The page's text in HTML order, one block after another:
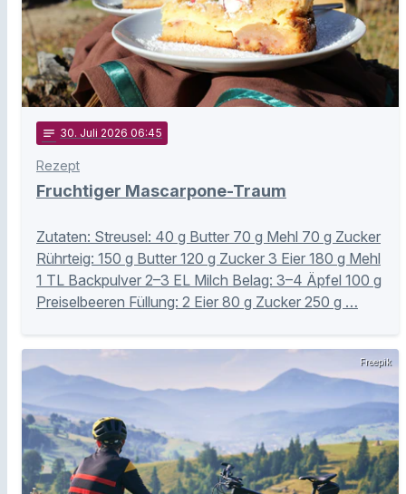
notes 30. Juli 2026 06:45
Rezept
Fruchtiger Mascarpone-Traum
Zutaten: Streusel: 40 g Butter 70 g Mehl 70 g Zucker
Rührteig: 150 g Butter 120 g Zucker 3 Eier 180 g Mehl
1 TL Backpulver 2–3 EL Milch Belag: 3–4 Äpfel 100 g
Preiselbeeren Füllung: 2 Eier 80 g Zucker 250 g …
Freepik